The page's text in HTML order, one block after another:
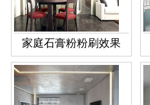
家庭石膏粉粉刷效果